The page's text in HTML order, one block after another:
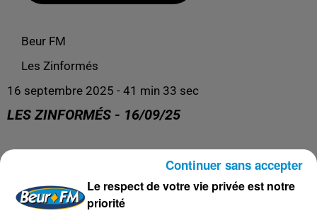
Beur FM
Les Zinformés
16 septembre 2025 - 41 min 33 sec
LES ZINFORMÉS - 16/09/25
Les Zinformés, le rendez-vous avec l'actualité, tous les
Le respect de votre vie privée est notre
priorité
Continuer sans accepter